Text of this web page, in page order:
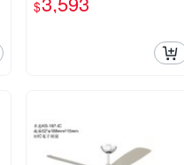
KS-203-RC
$